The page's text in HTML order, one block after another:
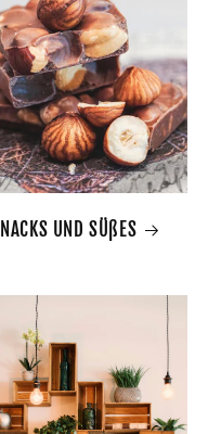
UND SÜßES